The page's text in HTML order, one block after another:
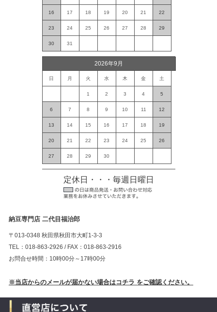
16 17 18 19 20 21 22
23 24 25 26 27 28 29
30 31
2026年9月
日 月 火 水 木 金 土
1 2 3 4 5
6 7 8 9 10 11 12
13 14 15 16 17 18 19
20 21 22 23 24 25 26
27 28 29 30
定休日・・・毎週日曜日
納豆専門店 二代目福治郎
〒013-0348 秋田県秋田市大町1-3-3
TEL：018-863-2926 / FAX：018-863-2916
お問合せ時間：10時00分～17時00分
※当店からのメールが届かない場合はコチラ をご確認ください。